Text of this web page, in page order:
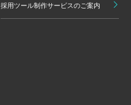
採用ツール制作サービスのご案内